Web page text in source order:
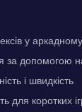
у аркадному
за допомогою
і швидкість
для коротких